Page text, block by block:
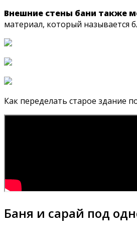
Внешние стены бани также
материал, который называется
Как переделать старое здание
Баня и сарай под